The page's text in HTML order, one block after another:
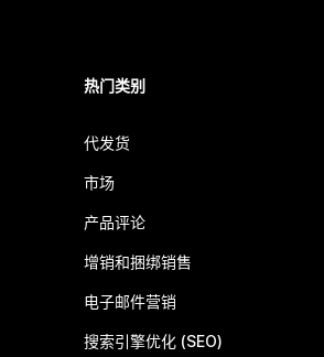
热门类别
代发货
市场
产品评论
增销和捆绑销售
电子邮件营销
搜索引擎优化 (SEO)